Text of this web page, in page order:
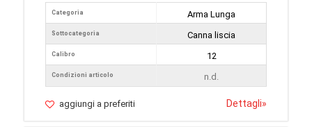
Categoria
Sottocategoria
Calibro
Condizioni articolo
Arma Lunga
Canna liscia
12
n.d.
aggiungi a preferiti Dettagli»